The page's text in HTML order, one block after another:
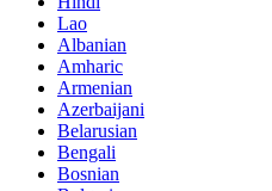
Lao
Albanian
Amharic
Armenian
Azerbaijani
Belarusian
Bengali
Bosnian